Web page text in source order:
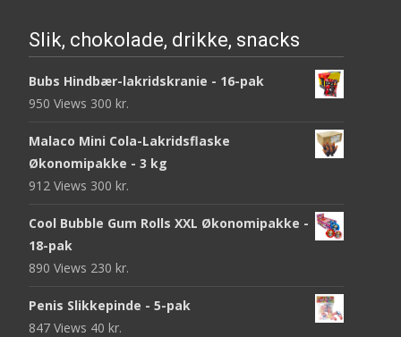
Slik, chokolade, drikke, snacks
Bubs Hindbær-lakridskranie - 16-pak
950 Views 300 kr.
Malaco Mini Cola-Lakridsflaske
Økonomipakke - 3 kg
912 Views 300 kr.
Cool Bubble Gum Rolls XXL Økonomipakke -
18-pak
890 Views 230 kr.
Penis Slikkepinde - 5-pak
847 Views 40 kr.